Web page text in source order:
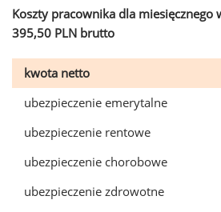
Koszty pracownika dla miesięcznego
395,50 PLN brutto
kwota netto
ubezpieczenie emerytalne
ubezpieczenie rentowe
ubezpieczenie chorobowe
ubezpieczenie zdrowotne